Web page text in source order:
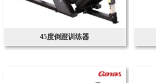
45度倒蹬训练器